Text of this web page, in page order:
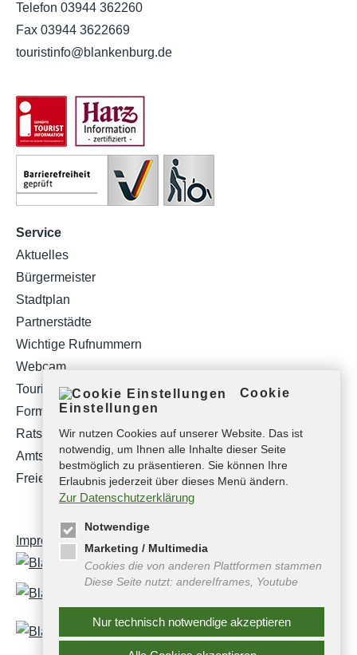
Telefon 03944 362260
Fax 03944 3622669
touristinfo@blankenburg.de
Service
Aktuelles
Bürgermeister
Stadtplan
Partnerstädte
Wichtige Rufnummern
Webcam
Tourist-Info
Formulare
Ratsinformationssystem
Amtsblatt
Freie Stellen
Impressum
Cookie
Einstellungen
Wir nutzen Cookies auf unserer Website. Das ist
notwendig, um Ihnen alle Inhalte dieser Seite
bestmöglich zu präsentieren. Sie können Ihre
Erlaubnis jederzeit über dieses Menü ändern.
Zur Datenschutzerklärung
Notwendige
Marketing / Multimedia
Cookies die von anderen Plattformen stammen
Diese Seite nutzt: andereIframes, Youtube
Nur technisch notwendige akzeptieren